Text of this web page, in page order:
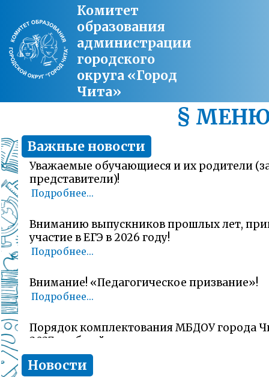
Комитет
образования
администрации
городского
округа «Город
Чита»
§
Важные новости
Уважаемые обучающиеся и их родители
представители)!
Подробнее...
Вниманию выпускников прошлых лет,
участие в ЕГЭ в 2026 году!
Подробнее...
Внимание! «Педагогическое призвание»!
Подробнее...
Порядок комплектования МБДОУ города
2027 учебный год
Подробнее...
Новости